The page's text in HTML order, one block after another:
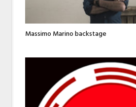
Massimo Marino backstage